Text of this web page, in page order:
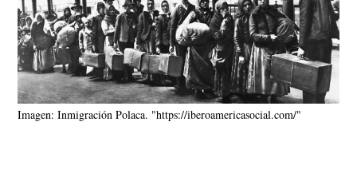
Imagen: Inmigración Polaca. "https://iberoamericasocial.com/"